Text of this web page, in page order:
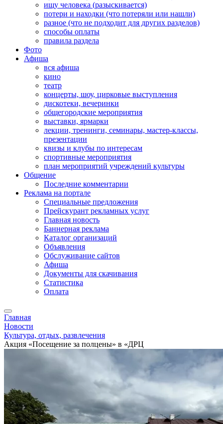
ищу человека (разыскивается)
потери и находки (что потеряли или нашли)
разное (что не подходит для других разделов)
способы оплаты
правила раздела
Фото
Афиша
вся афиша
кино
театр
концерты, шоу, цирковые выступления
дискотеки, вечеринки
общегородские мероприятия
выставки, ярмарки
лекции, тренинги, семинары, мастер-классы,
презентации
квизы и клубы по интересам
спортивные мероприятия
план мероприятий учреждений культуры
Общение
Последние комментарии
Реклама на портале
Специальные предложения
Прейскурант рекламных услуг
Главная новость
Баннерная реклама
Каталог организаций
Объявления
Обслуживание сайтов
Афиша
Документы для скачивания
Статистика
Оплата
Главная
Новости
Культура, отдых, развлечения
Акция «Посещение за полцены» в «ДРЦ